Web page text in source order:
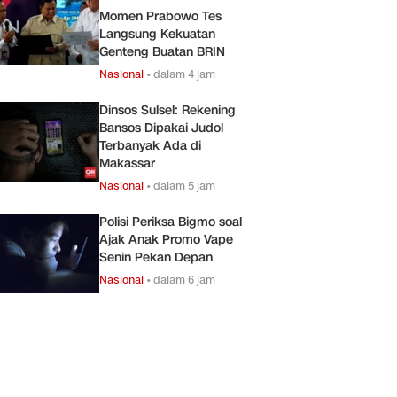
Momen Prabowo Tes
Langsung Kekuatan
Genteng Buatan BRIN
Nasional •dalam 4 jam
Dinsos Sulsel: Rekening
Bansos Dipakai Judol
Terbanyak Ada di
Makassar
Nasional •dalam 5 jam
Polisi Periksa Bigmo soal
Ajak Anak Promo Vape
Senin Pekan Depan
Nasional •dalam 6 jam